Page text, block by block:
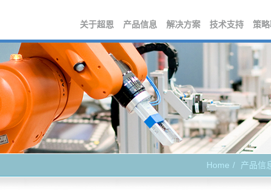
关于超恩 产品信息 解决方案 技术支持 策
Home 产品信